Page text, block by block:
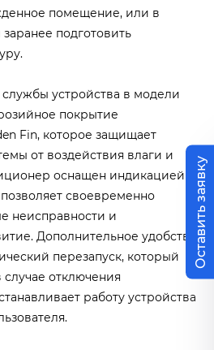
помещение, или в
подготовить
устройства в модели
покрытие
Fin, которое защищает
от воздействия влаги и
оснащен индикацией
позволяет своевременно
неисправности и
Дополнительное удобство
перезапуск, который
случае отключения
работу устройства
Оставить заявку